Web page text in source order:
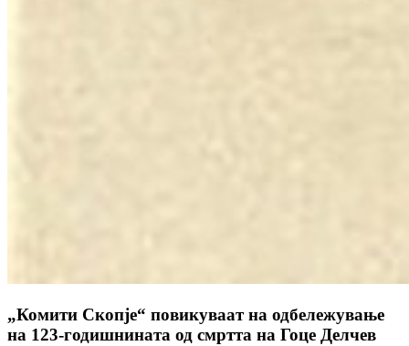
„Комити Скопје“ повикуваат на одбележување
на 123-годишнината од смртта на Гоце Делчев